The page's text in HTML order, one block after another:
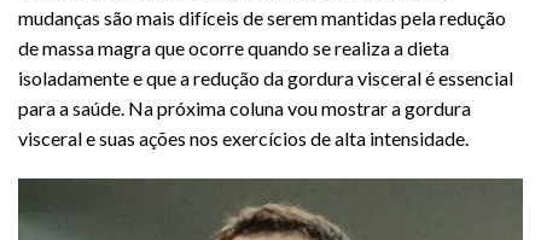
mudanças são mais difíceis de serem mantidas pela redução
de massa magra que ocorre quando se realiza a dieta
isoladamente e que a redução da gordura visceral é essencial
para a saúde. Na próxima coluna vou mostrar a gordura
visceral e suas ações nos exercícios de alta intensidade.